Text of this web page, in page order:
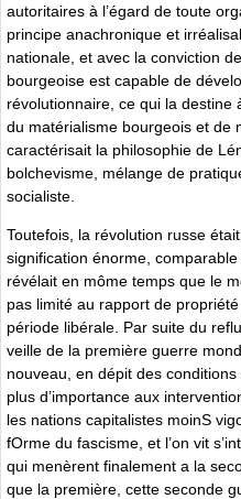
autoritaires à l’égard de toute
principe anachronique et
nationale, et avec la conviction
bourgeoise est capable de
révolutionnaire, ce qui la destine
du matérialisme bourgeois et de
caractérisait la philosophie de
bolchevisme, mélange de
socialiste.
Toutefois, la révolution russe
signification énorme,
révélait en môme temps que le
pas limité au rapport de
période libérale. Par suite du
veille de la première guerre
nouveau, en dépit des
plus d’importance aux
les nations capitalistes moinS
fOrme du fascisme, et l’on vit
qui menèrent finalement a la
que la première, cette seconde